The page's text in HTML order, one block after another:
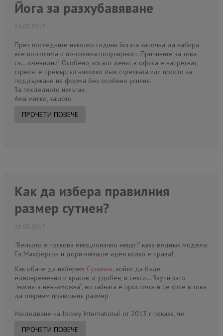
Йога за разхубавяване
24.02.2017
През последните няколко години йогата започна да набира
все по-голяма и по-голяма популярност. Причините за това
са... очевидни! Особено, когато денят в офиса е напрегнат,
стресът е превъртял няколко пъти стрелката или просто за
поддържане на форма без особено усилия.
За последното излъгах.
Ама малко, защото
ПРОЧЕТИ ПОВЕЧЕ
Как да избера правилния
размер сутиен?
21.02.2017
“Бельото е толкова емоционално нещо!” каза веднъж моделът
Ел Макферсън и дори нямаше идея колко е права!
Как обаче да изберем Сутиенът, който да бъде
едновременно и красив, и удобен, и секси… Звучи като
“мисията невъзможна”, но тайната е простичка и се крие в това
да открием правилния размер.
Изследване на Jockey International от 2013 г показа, че
ПРОЧЕТИ ПОВЕЧЕ